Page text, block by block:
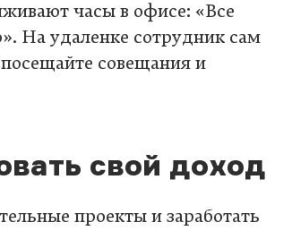
часы в офисе: «Все
На удаленке сотрудник сам
совещания и
свой доход
проекты и заработать